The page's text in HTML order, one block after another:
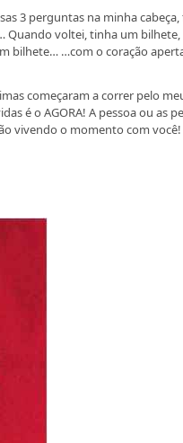
3 perguntas na minha
Quando voltei, tinha um
bilhete… …com o coração
começaram a correr pelo
é o AGORA! A pessoa ou as
vivendo o momento com